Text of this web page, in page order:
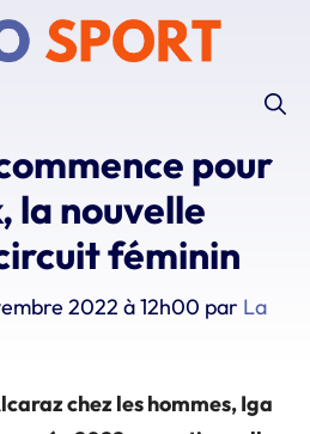
pour
la nouvelle
féminin
2022 à 12h00 par La
chez les hommes, Iga